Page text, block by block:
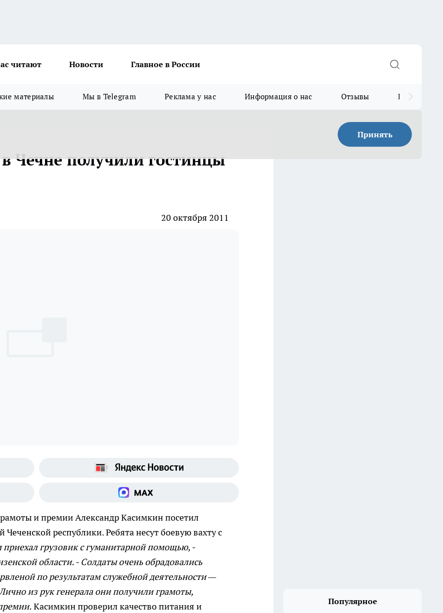
читают Новости Главное в России
материалы Мы в Telegram Реклама у нас Информация о нас Отзывы Прайс для
Принять
Чечне получили гостинцы
20 октября 2011
и премииАлександр Касимкин посетил
республики. Ребята несут боевую вахту с
грузовик с гуманитарной помощью, -
области. - Солдаты очень обрадовались
по результатам служебной деятельности —
из рук генерала они получили грамоты,
Касимкин проверил качество питания и
Популярное